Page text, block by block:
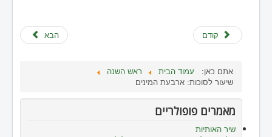
קודם הבא
אתם כאן: עמוד הבית
ראש השנה
שיעור לסוכות: ארבעת המינים
מאמרים פופולריים
שיר האותיות